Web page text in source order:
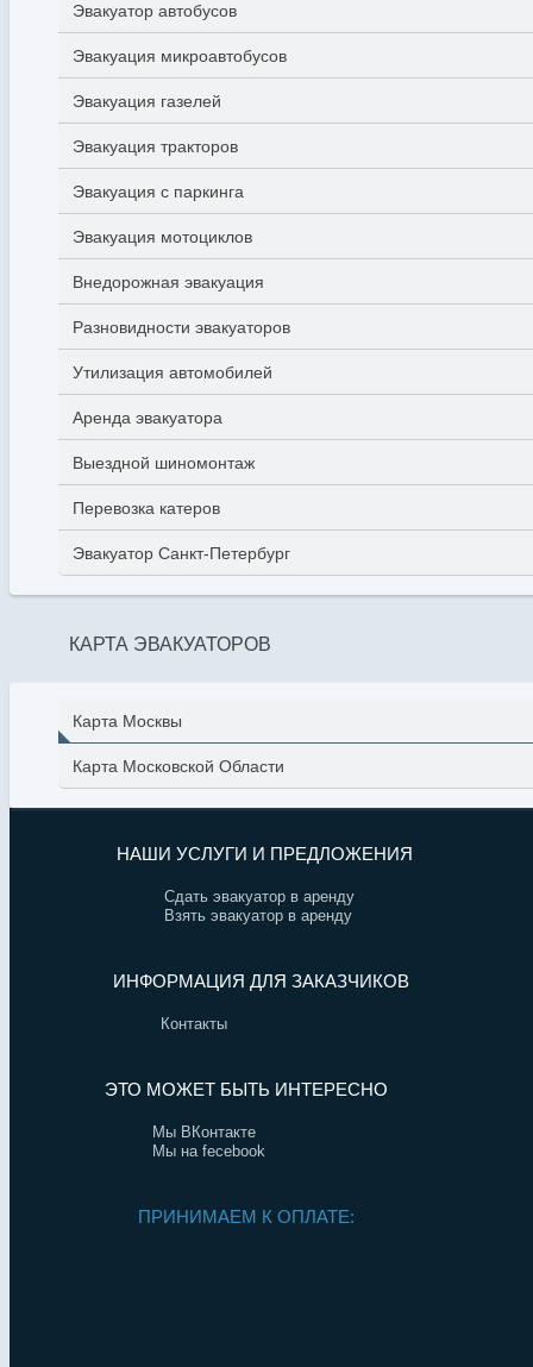
Эвакуатор автобусов
Эвакуация микроавтобусов
Эвакуация газелей
Эвакуация тракторов
Эвакуация с паркинга
Эвакуация мотоциклов
Внедорожная эвакуация
Разновидности эвакуаторов
Утилизация автомобилей
Аренда эвакуатора
Выездной шиномонтаж
Перевозка катеров
Эвакуатор Санкт-Петербург
КАРТА ЭВАКУАТОРОВ
Карта Москвы
Карта Московской Области
НАШИ УСЛУГИ И ПРЕДЛОЖЕНИЯ
Сдать эвакуатор в аренду
Взять эвакуатор в аренду
ИНФОРМАЦИЯ ДЛЯ ЗАКАЗЧИКОВ
Контакты
ЭТО МОЖЕТ БЫТЬ ИНТЕРЕСНО
Мы ВКонтакте
Мы на fecebook
ПРИНИМАЕМ К ОПЛАТЕ: